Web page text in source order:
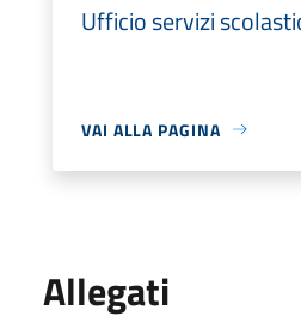
Ufficio servizi
VAI ALLA PAGINA
Allegati